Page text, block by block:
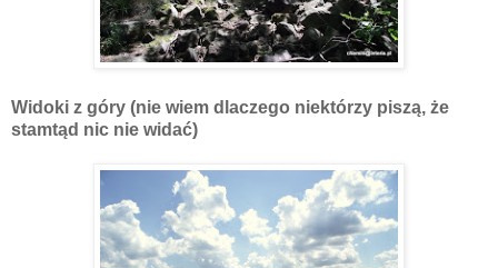
Widoki z góry (nie wiem dlaczego niektórzy piszą, że
stamtąd nic nie widać)